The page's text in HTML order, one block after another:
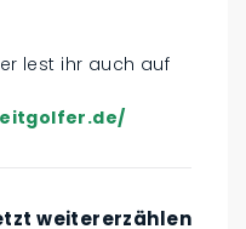
lest ihr auch auf
weitererzählen